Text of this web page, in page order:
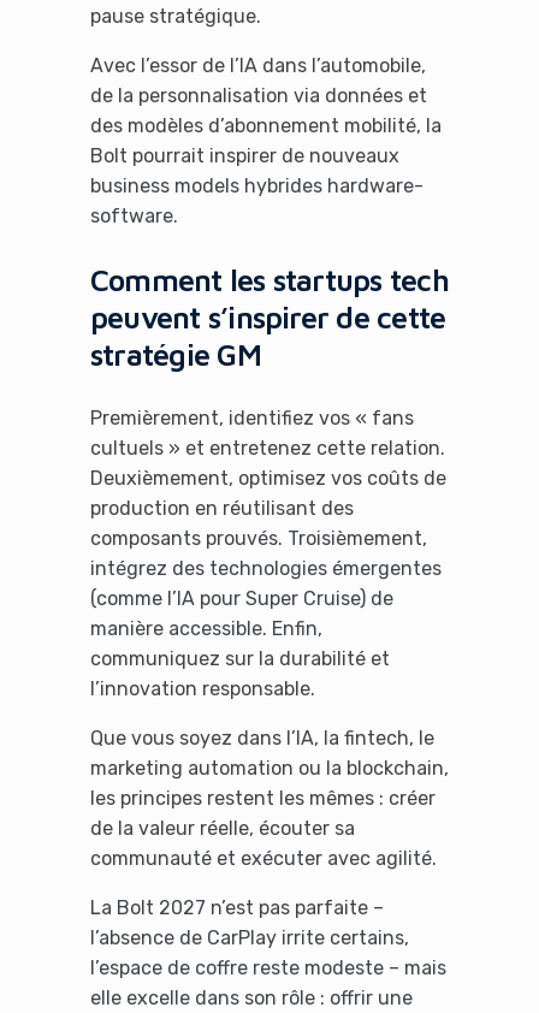
pause stratégique.
Avec l’essor de l’IA dans l’automobile,
de la personnalisation via données et
des modèles d’abonnement mobilité, la
Bolt pourrait inspirer de nouveaux
business models hybrides hardware-
software.
Comment les startups tech
peuvent s’inspirer de cette
stratégie GM
Premièrement, identifiez vos « fans
cultuels » et entretenez cette relation.
Deuxièmement, optimisez vos coûts de
production en réutilisant des
composants prouvés. Troisièmement,
intégrez des technologies émergentes
(comme l’IA pour Super Cruise) de
manière accessible. Enfin,
communiquez sur la durabilité et
l’innovation responsable.
Que vous soyez dans l’IA, la fintech, le
marketing automation ou la blockchain,
les principes restent les mêmes : créer
de la valeur réelle, écouter sa
communauté et exécuter avec agilité.
La Bolt 2027 n’est pas parfaite –
l’absence de CarPlay irrite certains,
l’espace de coffre reste modeste – mais
elle excelle dans son rôle : offrir une